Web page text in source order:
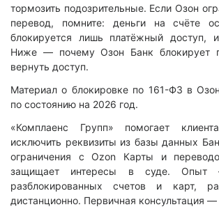
тормозить подозрительные. Если Озон
перевод, помните: деньги на счёте
блокируется лишь платёжный доступ,
Ниже — почему Озон Банк блокирует
вернуть доступ.
Материал о блокировке по 161-ФЗ в
по состоянию на 2026 год.
«Комплаенс Групп» помогает
исключить реквизиты из базы данных
ограничения с Ozon Карты и
защищает интересы в суде.
разблокированных счетов и карт,
дистанционно. Первичная консультация —